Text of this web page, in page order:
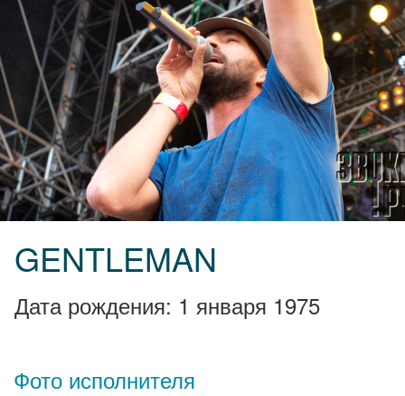
GENTLEMAN
Дата рождения: 1 января 1975
Фото исполнителя